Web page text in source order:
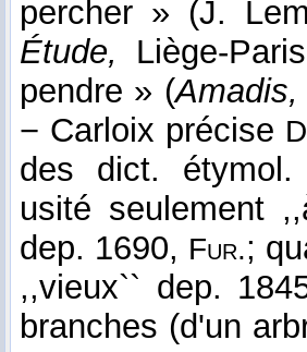
percher » (J.
Étude,
Liège-
pendre » (Amadis,
− Carloix précise
des dict. étymol.
usité seulement
dep. 1690, Fur.;
,,vieux`` dep.
branches (d'un